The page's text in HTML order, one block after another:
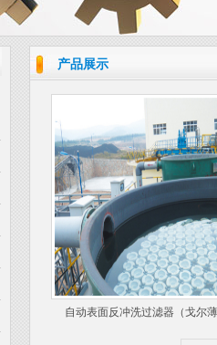
产品展示
自动表面反冲洗过滤器（戈尔